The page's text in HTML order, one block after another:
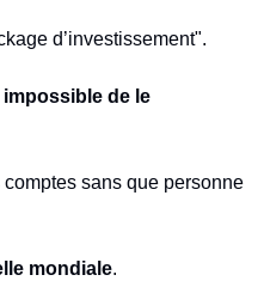
d’investissement".
impossible de le
sans que personne
mondiale.